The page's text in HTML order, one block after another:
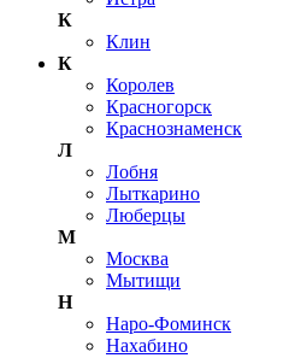
К
Клин
К
Королев
Красногорск
Краснознаменск
Л
Лобня
Лыткарино
Люберцы
М
Москва
Мытищи
Н
Наро-Фоминск
Нахабино